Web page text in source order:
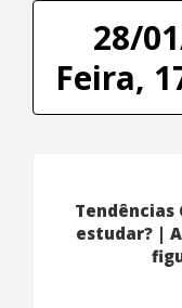
28/
Feira,
Tendências
estudar? |